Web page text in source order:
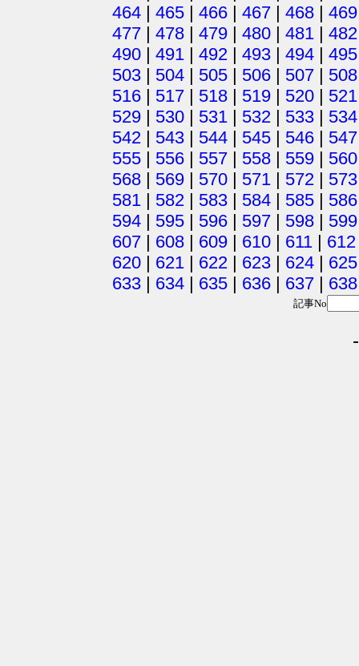
464 | 465 | 466 | 467 | 468 | 469
477 | 478 | 479 | 480 | 481 | 482
490 | 491 | 492 | 493 | 494 | 495
503 | 504 | 505 | 506 | 507 | 508
516 | 517 | 518 | 519 | 520 | 521
529 | 530 | 531 | 532 | 533 | 534
542 | 543 | 544 | 545 | 546 | 547
555 | 556 | 557 | 558 | 559 | 560
568 | 569 | 570 | 571 | 572 | 573
581 | 582 | 583 | 584 | 585 | 586
594 | 595 | 596 | 597 | 598 | 599
607 | 608 | 609 | 610 | 611 | 612
620 | 621 | 622 | 623 | 624 | 625
633 | 634 | 635 | 636 | 637 | 638
記事No